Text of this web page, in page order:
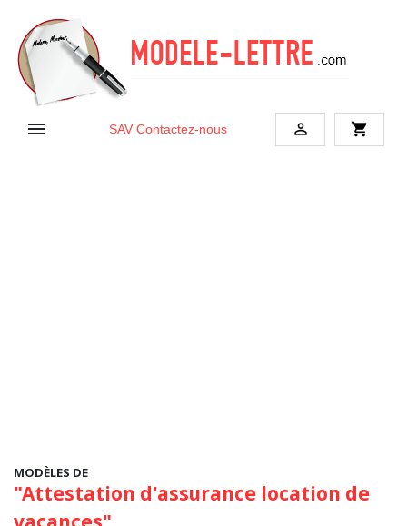
 SAV Contactez-nous  shopping_cart
MODÈLES DE
"Attestation d'assurance location de